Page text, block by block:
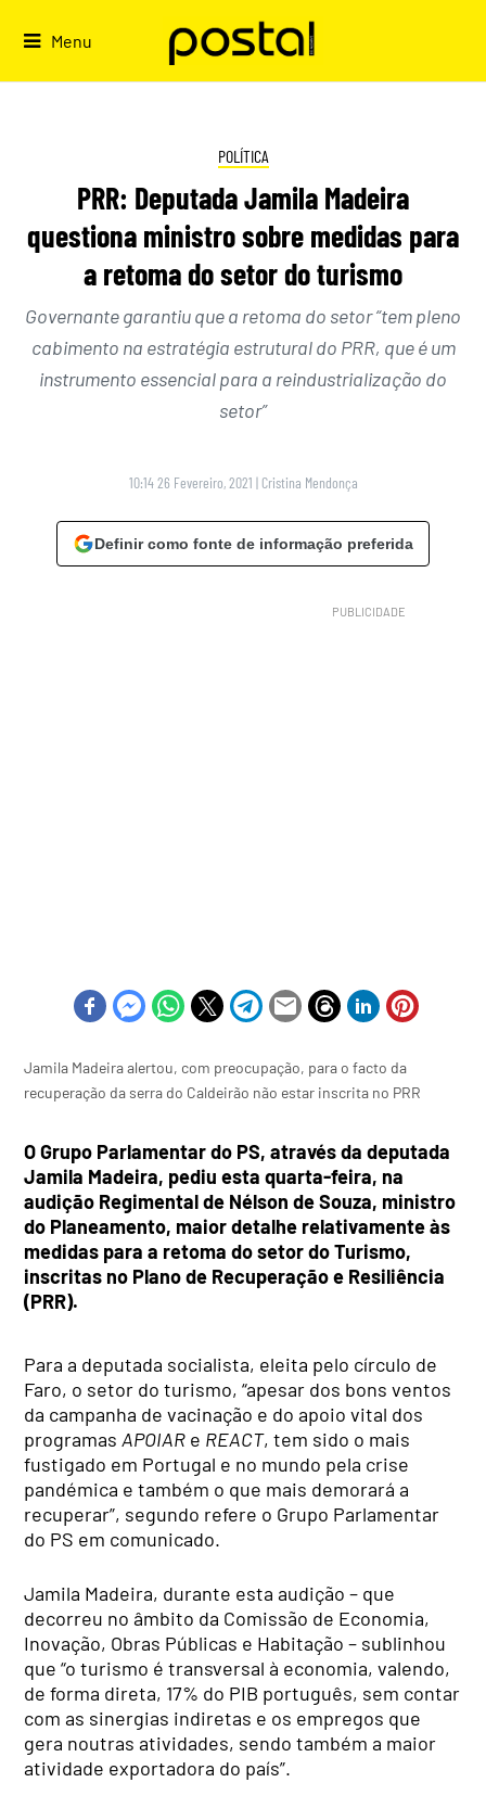
Menu
POLÍTICA
PRR: Deputada Jamila Madeira
questiona ministro sobre medidas para
a retoma do setor do turismo
Governante garantiu que a retoma do setor “tem pleno
cabimento na estratégia estrutural do PRR, que é um
instrumento essencial para a reindustrialização do
setor”
10:14 26 Fevereiro, 2021 | Cristina Mendonça
Definir como fonte de informação preferida
Jamila Madeira alertou, com preocupação, para o facto da
recuperação da serra do Caldeirão não estar inscrita no PRR
O Grupo Parlamentar do PS, através da deputada
Jamila Madeira, pediu esta quarta-feira, na
audição Regimental de Nélson de Souza, ministro
do Planeamento, maior detalhe relativamente às
medidas para a retoma do setor do Turismo,
inscritas no Plano de Recuperação e Resiliência
(PRR).
Para a deputada socialista, eleita pelo círculo de
Faro, o setor do turismo, “apesar dos bons ventos
da campanha de vacinação e do apoio vital dos
programasAPOIAR e REACT, tem sido o mais
fustigado em Portugal e no mundo pela crise
pandémica e também o que mais demorará a
recuperar”, segundo refere o Grupo Parlamentar
do PS em comunicado.
Jamila Madeira, durante esta audição – que
decorreu no âmbito da Comissão de Economia,
Inovação, Obras Públicas e Habitação – sublinhou
que “o turismo é transversal à economia, valendo,
de forma direta, 17% do PIB português, sem contar
com as sinergias indiretas e os empregos que
gera noutras atividades, sendo também a maior
atividade exportadora do país”.